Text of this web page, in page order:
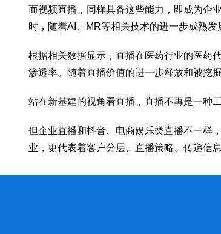
而视频直播，同样具备这些能力，即成为企
时，随着AI、MR等相关技术的进一步成熟
根据相关数据显示，直播在医药行业的医药
渗透率。随着直播价值的进一步释放和被挖
站在新基建的视角看直播，直播不再是一种
但企业直播和抖音、电商娱乐类直播不一样
业，更代表着客户分层、直播策略、传递信